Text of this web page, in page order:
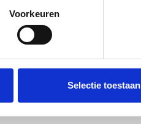
Voorkeuren
Selectie toestaan